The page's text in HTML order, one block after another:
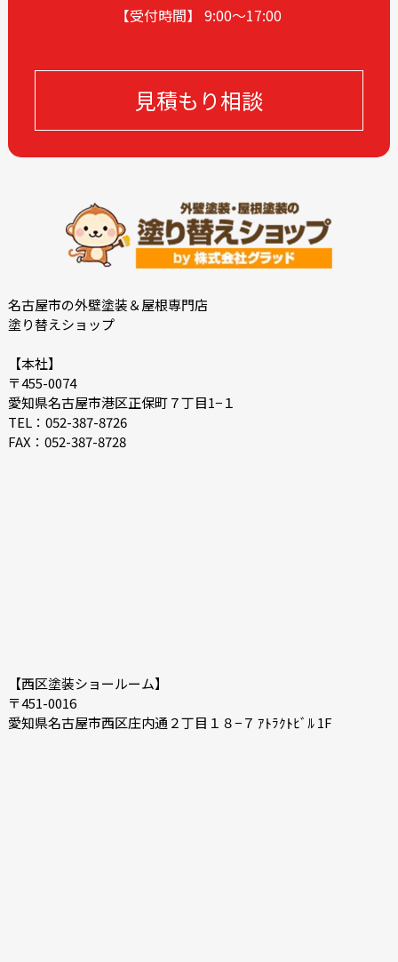
2023-11
2023-08
2023-05
2023-03
2023-02
2023-01
2022-12
2022-10
2022-07
2022-06
2022-05
2022-04
2022-03
2022-02
2021-12
2021-10
2021-06
2021-04
2021-02
【受付時間】 9:00〜17:00
見積もり相談
名古屋市の外壁塗装＆屋根専門店
塗り替えショップ
【本社】
〒455-0074
愛知県名古屋市港区正保町７丁目1−１
TEL：052-387-8726
FAX：052-387-8728
【西区塗装ショールーム】
〒451-0016
愛知県名古屋市西区庄内通２丁目１８−７ ｱﾄﾗｸﾄﾋﾞﾙ 1F